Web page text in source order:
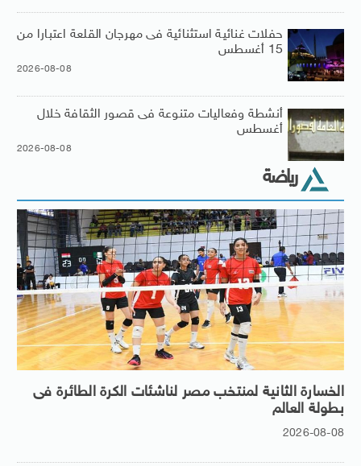
حفلات غنائية استثنائية فى مهرجان القلعة اعتبارا من
15 أغسطس
2026-08-08
أنشطة وفعاليات متنوعة فى قصور الثقافة خلال
أغسطس
2026-08-08
رياضة
الخسارة الثانية لمنتخب مصر لناشئات الكرة الطائرة فى
بطولة العالم
2026-08-08